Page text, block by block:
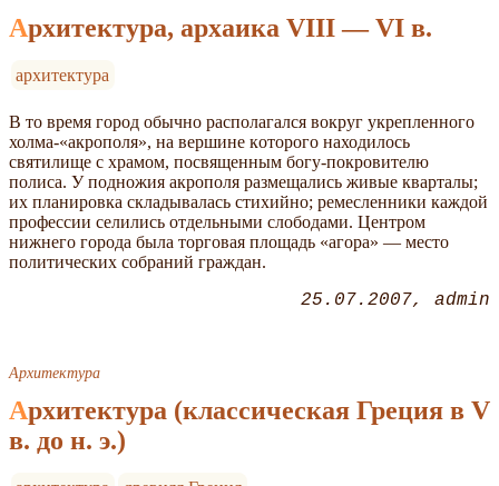
Архитектура, архаика VIII — VI в.
архитектура
В то время город обычно располагался вокруг укрепленного
холма-«акрополя», на вершине кoторого находилось
святилище с храмом, посвященным богу-покровителю
полиса. У подножия акрополя размещались живые кварталы;
их планировка складывалась стихийно; ремесленники каждой
профессии селились отдельными слободами. Центром
нижнего города была торговая площадь «агора» — место
политических собраний граждан.
25.07.2007 admin
Архитектура
Архитектура (классическая Греция в V
в. до н. э.)